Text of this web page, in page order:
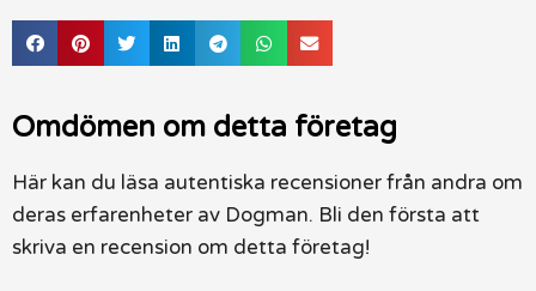
Omdömen om detta företag
Här kan du läsa autentiska recensioner från andra om
deras erfarenheter av Dogman. Bli den första att
skriva en recension om detta företag!